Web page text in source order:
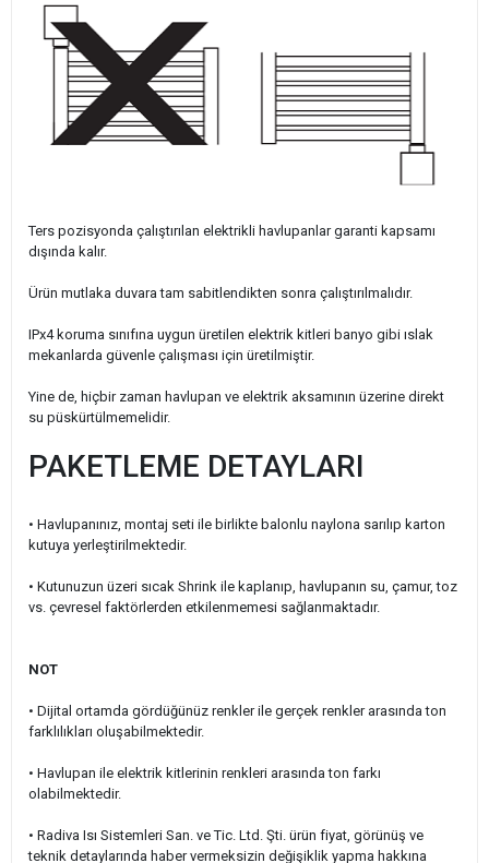
Ters pozisyonda çalıştırılan elektrikli havlupanlar garanti kapsamı
dışında kalır.
Ürün mutlaka duvara tam sabitlendikten sonra çalıştırılmalıdır.
IPx4 koruma sınıfına uygun üretilen elektrik kitleri banyo gibi ıslak
mekanlarda güvenle çalışması için üretilmiştir.
Yine de, hiçbir zaman havlupan ve elektrik aksamının üzerine direkt
su püskürtülmemelidir.
PAKETLEME DETAYLARI
• Havlupanınız, montaj seti ile birlikte balonlu naylona sarılıp karton
kutuya yerleştirilmektedir.
• Kutunuzun üzeri sıcak Shrink ile kaplanıp, havlupanın su, çamur, toz
vs. çevresel faktörlerden etkilenmemesi sağlanmaktadır.
NOT
• Dijital ortamda gördüğünüz renkler ile gerçek renkler arasında ton
farklılıkları oluşabilmektedir.
• Havlupan ile elektrik kitlerinin renkleri arasında ton farkı
olabilmektedir.
• Radiva Isı Sistemleri San. ve Tic. Ltd. Şti. ürün fiyat, görünüş ve
teknik detaylarında haber vermeksizin değişiklik yapma hakkına